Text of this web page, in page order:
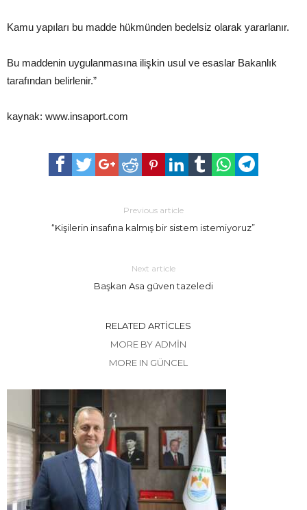
Kamu yapıları bu madde hükmünden bedelsiz olarak yararlanır.
Bu maddenin uygulanmasına ilişkin usul ve esaslar Bakanlık
tarafından belirlenir.”
kaynak: www.insaport.com
Previous article
“Kişilerin insafına kalmış bir sistem istemiyoruz”
Next article
Başkan Asa güven tazeledi
RELATED ARTICLES
MORE BY ADMIN
MORE IN GÜNCEL